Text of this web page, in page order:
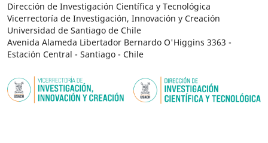
Dirección de Investigación Científica y Tecnológica
Vicerrectoría de Investigación, Innovación y Creación
Universidad de Santiago de Chile
Avenida Alameda Libertador Bernardo O'Higgins 3363 -
Estación Central - Santiago - Chile